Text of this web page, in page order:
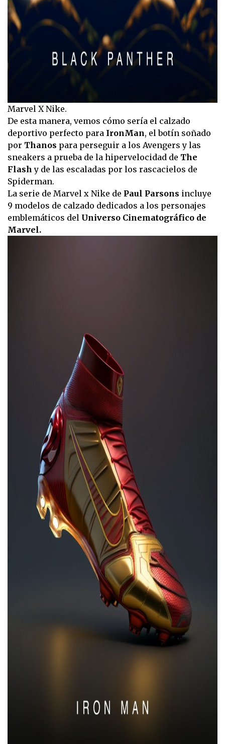
Marvel X Nike.
De esta manera, vemos cómo sería el calzado
deportivo perfecto para IronMan, el botín soñado
por Thanos para perseguir a los Avengers y las
sneakers a prueba de la hipervelocidad de The
Flash y de las escaladas por los rascacielos de
Spiderman.
La serie de Marvel x Nike de Paul Parsons incluye
9 modelos de calzado dedicados a los personajes
emblemáticos del Universo Cinematográfico de
Marvel.